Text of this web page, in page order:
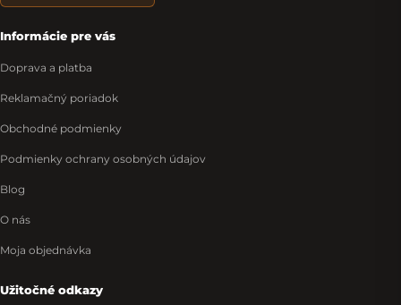
Informácie pre vás
Doprava a platba
Reklamačný poriadok
Obchodné podmienky
Podmienky ochrany osobných údajov
Blog
O nás
Moja objednávka
Užitočné odkazy